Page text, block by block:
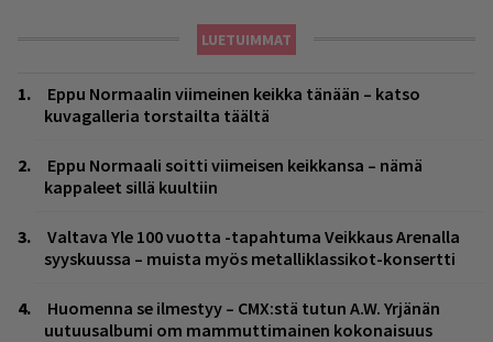
LUETUIMMAT
Eppu Normaalin viimeinen keikka tänään – katso
kuvagalleria torstailta täältä
Eppu Normaali soitti viimeisen keikkansa – nämä
kappaleet sillä kuultiin
Valtava Yle 100 vuotta -tapahtuma Veikkaus Arenalla
syyskuussa – muista myös metalliklassikot-konsertti
Huomenna se ilmestyy – CMX:stä tutun A.W. Yrjänän
uutuusalbumi om mammuttimainen kokonaisuus